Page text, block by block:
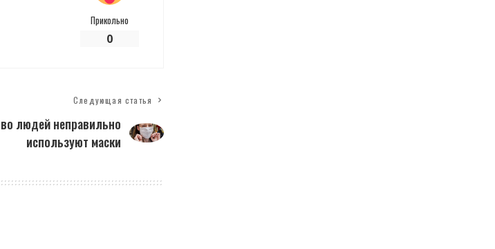
Прикольно
0
Следующая статья
людей неправильно
используют маски